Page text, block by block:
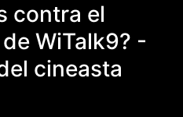
contra el
WiTalk9? -
cineasta